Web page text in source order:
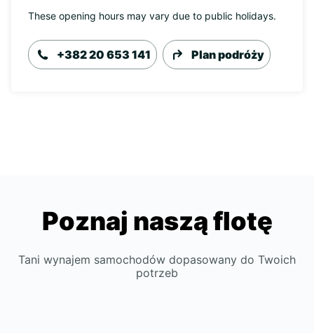
These opening hours may vary due to public holidays.
+382 20 653 141 Plan podróży
Poznaj naszą flotę
Tani wynajem samochodów dopasowany do Twoich
potrzeb